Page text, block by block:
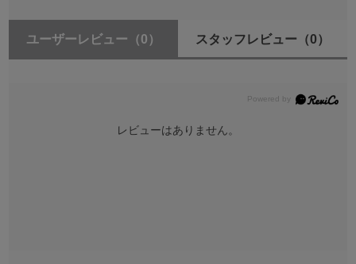
ユーザーレビュー （0） スタッフレビュー （0）
レビューはありません。